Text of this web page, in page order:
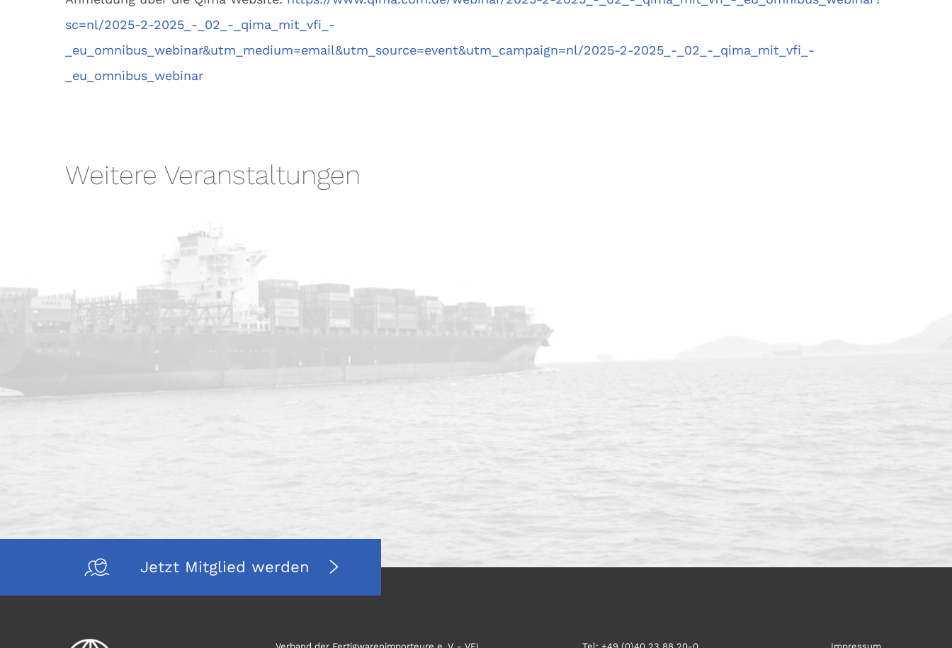
sc=nl/2025-2-2025_-_02_-_qima_mit_vfi_-
_eu_omnibus_webinar&utm_medium=email&utm_source=event&utm_campaign=nl/2025-2-2025_-_02_-_qima_mit_vfi_-
_eu_omnibus_webinar
Weitere Veranstaltungen
Jetzt Mitglied werden